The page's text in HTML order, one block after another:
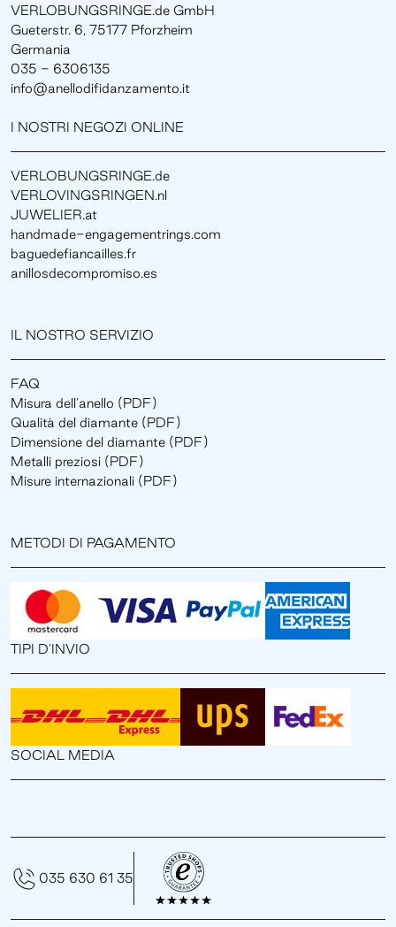
VERLOBUNGSRINGE.de GmbH
Gueterstr. 6, 75177 Pforzheim
Germania
035 - 6306135
info@anellodifidanzamento.it
I NOSTRI NEGOZI ONLINE
VERLOBUNGSRINGE.de
VERLOVINGSRINGEN.nl
JUWELIER.at
handmade-engagementrings.com
baguedefiancailles.fr
anillosdecompromiso.es
IL NOSTRO SERVIZIO
FAQ
Misura dell'anello (PDF)
Qualità del diamante (PDF)
Dimensione del diamante (PDF)
Metalli preziosi (PDF)
Misure internazionali (PDF)
METODI DI PAGAMENTO
TIPI D'INVIO
SOCIAL MEDIA
035 630 61 35